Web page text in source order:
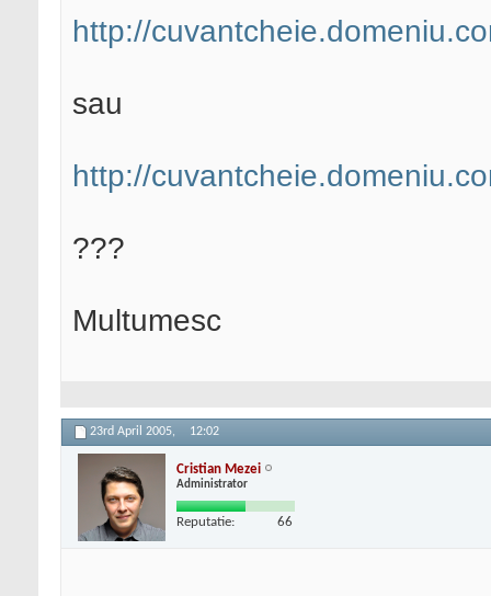
http://
sau
http://
???
Multumesc
23rd April 2005, 12:02
Cristian Mezei
Administrator
Reputatie: 66